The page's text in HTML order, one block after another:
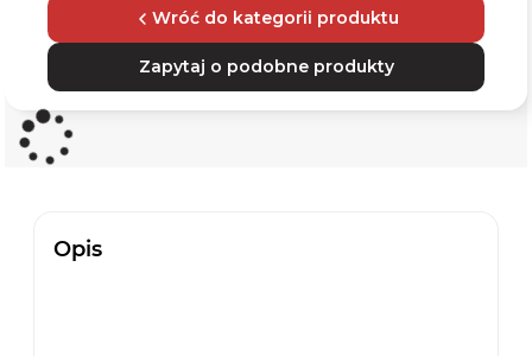
Wróć do kategorii produktu
Zapytaj o podobne produkty
Opis